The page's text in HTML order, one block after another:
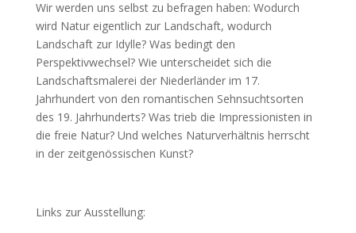
Wir werden uns selbst zu befragen haben: Wodurch
wird Natur eigentlich zur Landschaft, wodurch
Landschaft zur Idylle? Was bedingt den
Perspektivwechsel? Wie unterscheidet sich die
Landschaftsmalerei der Niederländer im 17.
Jahrhundert von den romantischen Sehnsuchtsorten
des 19. Jahrhunderts? Was trieb die Impressionisten in
die freie Natur? Und welches Naturverhältnis herrscht
in der zeitgenössischen Kunst?
Links zur Ausstellung: